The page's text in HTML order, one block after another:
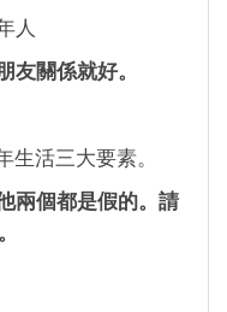
人
友關係就好。
生活三大要素。
兩個都是假的。請